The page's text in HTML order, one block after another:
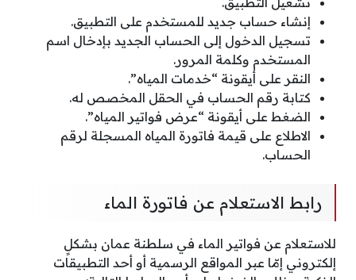
إنشاء حساب جديد للمستخدم على التطبيق.
تسجيل الدخول إلى الحساب الجديد بإدخال اسم
المستخدم وكلمة المرور.
النقر على أيقونة “خدمات المياه”.
كتابة رقم الحساب في الحقل المخصص له.
الضغط على أيقونة “عرض فواتير المياه”.
الاطلاع على قيمة فاتورة المياه المسجلة لرقم
الحساب.
رابط الاستعلام عن فاتورة الماء
للاستعلام عن فواتير الماء في سلطنة عمان بشكلٍ
إلكتروني إمّا عبر المواقع الرسمية أو أحد التطبيقات